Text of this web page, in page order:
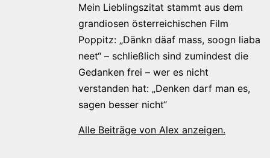
Mein Lieblingszitat stammt aus dem
grandiosen österreichischen Film
Poppitz: „Dänkn däaf mass, soogn liaba
neet“ – schließlich sind zumindest die
Gedanken frei – wer es nicht
verstanden hat: „Denken darf man es,
sagen besser nicht“
Alle Beiträge von Alex anzeigen.